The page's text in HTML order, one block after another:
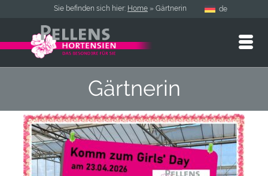
Sie befinden sich hier: Home » Gärtnerin de
Gärtnerin